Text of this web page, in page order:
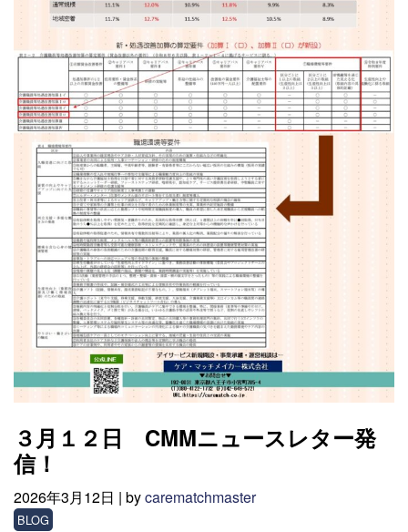
３月１２日 CMMニュースレター発
信！
2026年3月12日 | bycarematchmaster
BLOG